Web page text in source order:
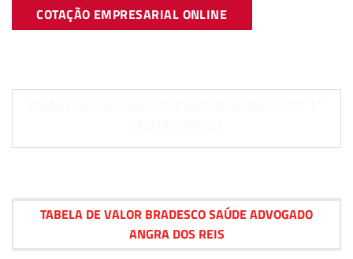
COTAÇÃO EMPRESARIAL ONLINE
TABELA DE VALOR BRADESCO SAÚDE ADVOGADO
ANGRA DOS REIS